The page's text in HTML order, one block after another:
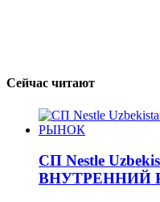
Сейчас читают
СП Nestle
ВНУТРЕННИЙ